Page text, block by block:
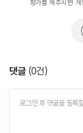
평가를 해주시면
댓글 (0건)